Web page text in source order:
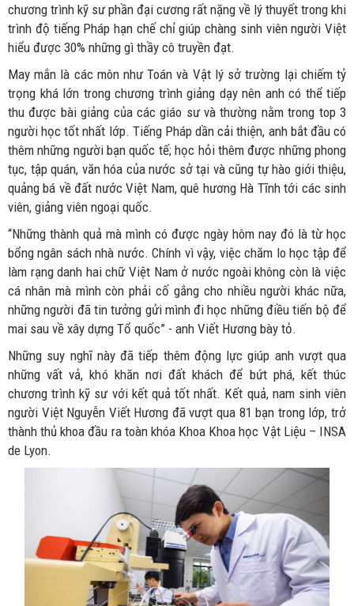
chương trình kỹ sư phần đại cương rất nặng về lý thuyết trong khi
trình độ tiếng Pháp hạn chế chỉ giúp chàng sinh viên người Việt
hiểu được 30% những gì thầy cô truyền đạt.
May mắn là các môn như Toán và Vật lý sở trường lại chiếm tỷ
trọng khá lớn trong chương trình giảng dạy nên anh có thể tiếp
thu được bài giảng của các giáo sư và thường nằm trong top 3
người học tốt nhất lớp. Tiếng Pháp dần cải thiện, anh bắt đầu có
thêm những người bạn quốc tế; học hỏi thêm được những phong
tục, tập quán, văn hóa của nước sở tại và cũng tự hào giới thiệu,
quảng bá về đất nước Việt Nam, quê hương Hà Tĩnh tới các sinh
viên, giảng viên ngoại quốc.
“Những thành quả mà mình có được ngày hôm nay đó là từ học
bổng ngân sách nhà nước. Chính vì vậy, việc chăm lo học tập để
làm rạng danh hai chữ Việt Nam ở nước ngoài không còn là việc
cá nhân mà mình còn phải cố gắng cho nhiều người khác nữa,
những người đã tin tưởng gửi mình đi học những điều tiến bộ để
mai sau về xây dựng Tổ quốc” - anh Viết Hương bày tỏ.
Những suy nghĩ này đã tiếp thêm động lực giúp anh vượt qua
những vất vả, khó khăn nơi đất khách để bứt phá, kết thúc
chương trình kỹ sư với kết quả tốt nhất. Kết quả, nam sinh viên
người Việt Nguyễn Viết Hương đã vượt qua 81 bạn trong lớp, trở
thành thủ khoa đầu ra toàn khóa Khoa Khoa học Vật Liệu – INSA
de Lyon.